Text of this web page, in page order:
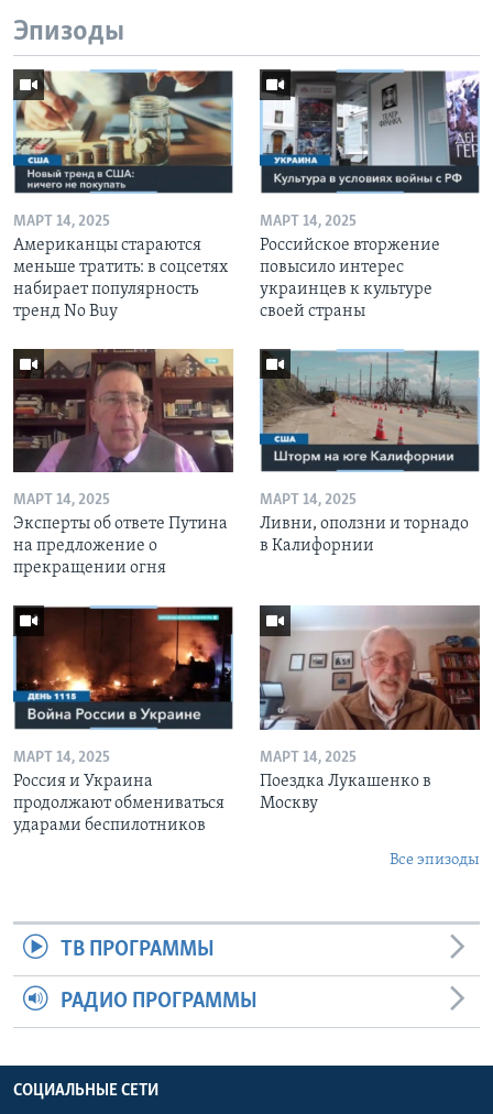
Эпизоды
МАРТ 14, 2025
Американцы стараются
меньше тратить: в соцсетях
набирает популярность
тренд No Buy
МАРТ 14, 2025
Российское вторжение
повысило интерес
украинцев к культуре
своей страны
МАРТ 14, 2025
Эксперты об ответе Путина
на предложение о
прекращении огня
МАРТ 14, 2025
Ливни, оползни и торнадо
в Калифорнии
МАРТ 14, 2025
Россия и Украина
продолжают обмениваться
ударами беспилотников
МАРТ 14, 2025
Поездка Лукашенко в
Москву
Все эпизоды
ТВ ПРОГРАММЫ
РАДИО ПРОГРАММЫ
СОЦИАЛЬНЫЕ СЕТИ